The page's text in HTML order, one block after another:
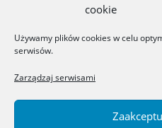
cookie
Używamy plików cookies w celu
serwisów.
Zarządzaj serwisami